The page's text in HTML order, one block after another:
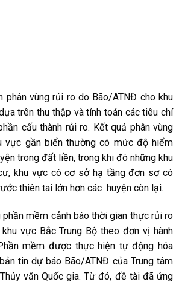
phân vùng rủi ro do Bão/ATNĐ cho khu
trên thu thập và tính toán các tiêu chí
cấu thành rủi ro. Kết quả phân vùng
vực gần biển thường có mức độ hiểm
trong đất liền, trong khi đó những khu
khu vực có cơ sở hạ tầng đơn sơ có
thiên tai lớn hơn các huyện còn lại.
mềm cảnh báo thời gian thực rủi ro
vực Bắc Trung Bộ theo đơn vị hành
mềm được thực hiện tự động hóa
tin dự báo Bão/ATNĐ của Trung tâm
văn Quốc gia. Từ đó, đề tài đã ứng